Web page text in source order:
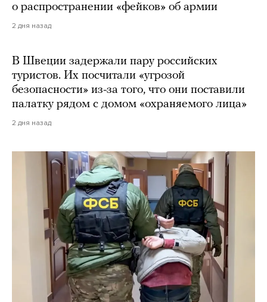
о распространении «фейков» об армии
2 дня назад
В Швеции задержали пару российских
туристов. Их посчитали «угрозой
безопасности» из-за того, что они поставили
палатку рядом с домом «охраняемого лица»
2 дня назад